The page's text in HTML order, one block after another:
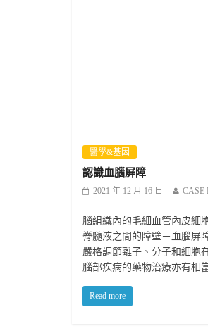
醫學&基因
認識血腦屏障
2021 年 12 月 16 日 CASE
腦組織內的毛細血管內皮細
脊髓液之間的障壁－血腦屏
嚴格調節離子、分子和細胞
腦部疾病的藥物治療亦有相
Read more